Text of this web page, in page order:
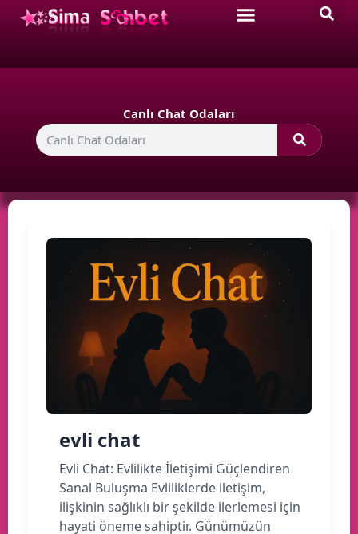
Canlı Chat Odaları
evli chat
Evli Chat: Evlilikte İletişimi Güçlendiren
Sanal Buluşma Evliliklerde iletişim,
ilişkinin sağlıklı bir şekilde ilerlemesi için
hayati öneme sahiptir. Günümüzün